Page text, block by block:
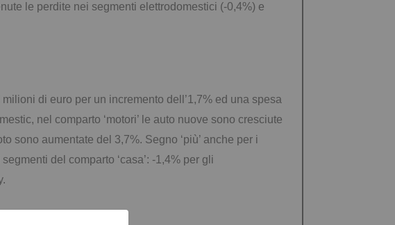
le perdite nei segmenti elettrodomestici (-0,4%) e
di euro per un incremento dell’1,7% ed una spesa
nel comparto ‘motori’ le auto nuove sono cresciute
sono aumentate del 3,7%. Segno ‘più’ anche per i
del comparto ‘casa’: -1,4% per gli